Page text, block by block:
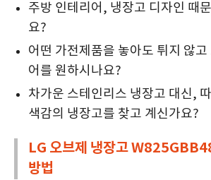
주방 인테리어, 냉장고 디자인 때
요?
어떤 가전제품을 놓아도 튀지 않고
어를 원하시나요?
차가운 스테인리스 냉장고 대신,
색감의 냉장고를 찾고 계신가요?
LG 오브제 냉장고
방법